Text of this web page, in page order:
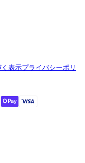
表示プライバシーポリ